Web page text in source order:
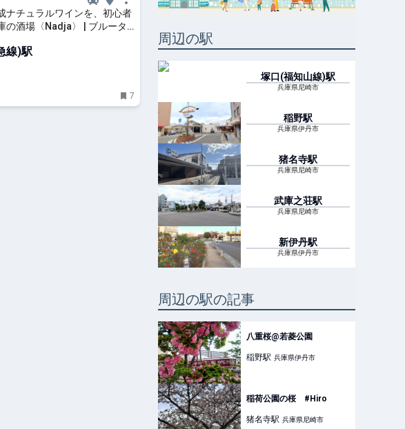
ナチュラルワインを、初心者
の酒場〈Nadja〉 | ブルータ
線)駅
7
周辺の駅
塚口(福知山線)駅
兵庫県尼崎市
稲野駅
兵庫県伊丹市
猪名寺駅
兵庫県尼崎市
武庫之荘駅
兵庫県尼崎市
新伊丹駅
兵庫県伊丹市
周辺の駅の記事
八重桜@若菱公園
稲野駅 兵庫県伊丹市
稲荷公園の桜 #Hiro
猪名寺駅 兵庫県尼崎市